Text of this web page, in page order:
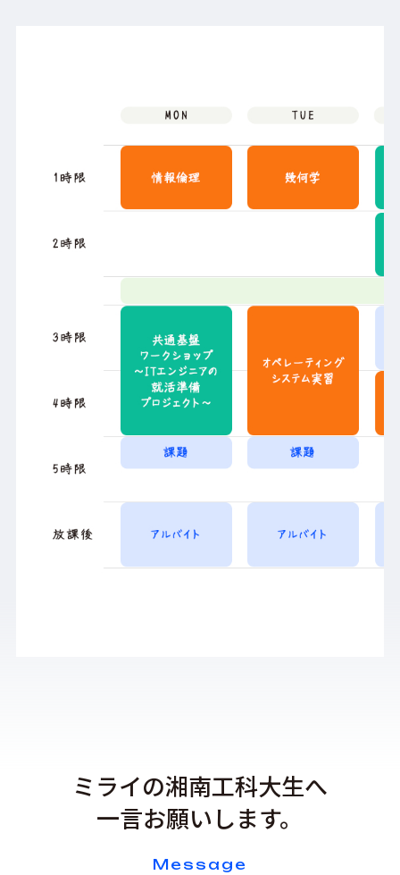
ミライの湘南工科大生へ
一言お願いします。
Message